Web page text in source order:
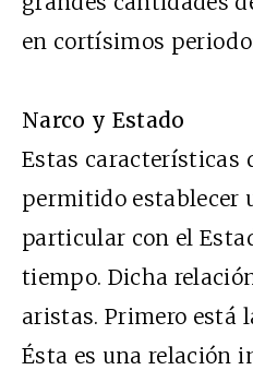
en cortísimos
Narco y Estado
Estas características
permitido establecer
particular con el
tiempo. Dicha
aristas. Primero está
Ésta es una relación